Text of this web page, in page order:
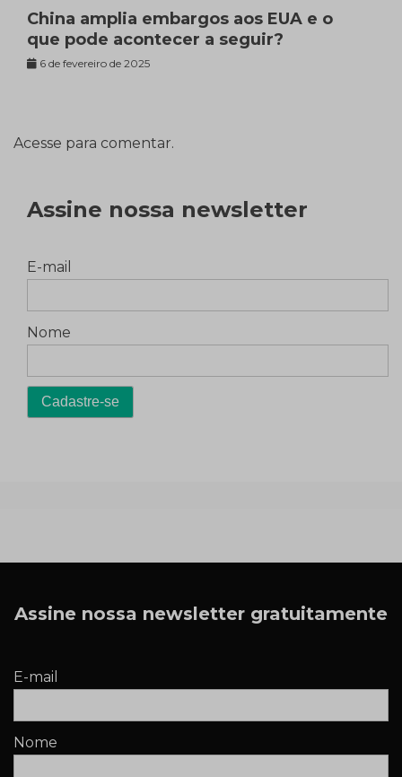
China amplia embargos aos EUA e o
que pode acontecer a seguir?
6 de fevereiro de 2025
Acesse para comentar.
Assine nossa newsletter
E-mail
Nome
Assine nossa newsletter gratuitamente
E-mail
Nome